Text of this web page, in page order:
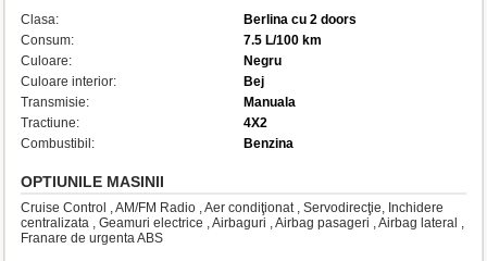
Clasa:
Berlina cu 2 doors
Consum:
7.5 L/100 km
Culoare:
Negru
Culoare interior:
Bej
Transmisie:
Manuala
Tractiune:
4X2
Combustibil:
Benzina
OPTIUNILE MASINII
Cruise Control , AM/FM Radio , Aer condiţionat , Servodirecţie, Inchidere
centralizata , Geamuri electrice , Airbaguri , Airbag pasageri , Airbag lateral ,
Franare de urgenta ABS